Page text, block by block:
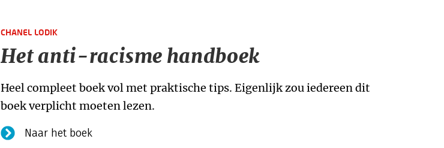
CHANEL LODIK
Het anti-racisme handboek
Heel compleet boek vol met praktische tips. Eigenlijk zou iedereen dit
boek verplicht moeten lezen.
Naar het boek